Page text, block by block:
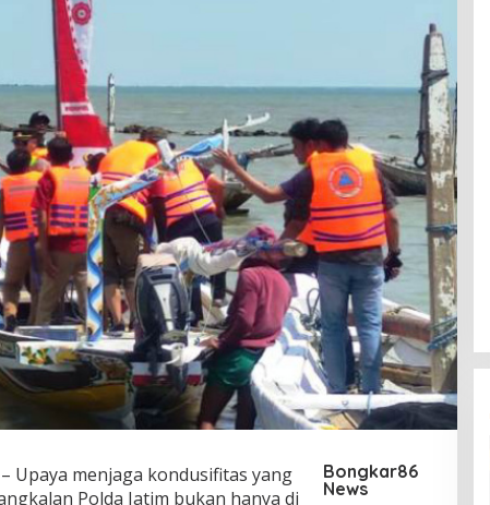
– Upaya menjaga kondusifitas yang
Polda Jatim bukan hanya di
Bongkar86
News